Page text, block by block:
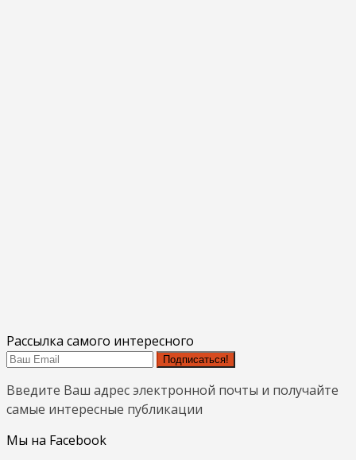
Рассылка самого интересного
Подписаться!
Введите Ваш адрес электронной почты и получайте
самые интересные публикации
Мы на Facebook